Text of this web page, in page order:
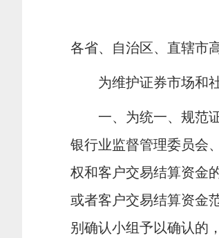
各省、自治区、直辖市
为维护证券市场和社
一、为统一、规范证
银行业监督管理委员会
权和客户交易结算资金
或者客户交易结算资金
别确认小组予以确认的